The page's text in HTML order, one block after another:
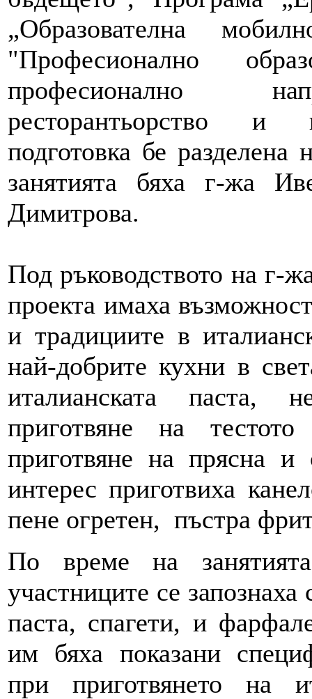
„Образователна
"Професионално
професионално
ресторантьорство и
подготовка бе
занятията бяха г-жа
Димитрова.
Под ръководството на г-
проекта имаха
и традициите в
най-добрите кухни в
италианската паста,
приготвяне на
приготвяне на прясна
интерес приготвиха
пене огретен, пъстра
По време на
участниците се
паста, спагети, и
им бяха показани
при приготвянето на